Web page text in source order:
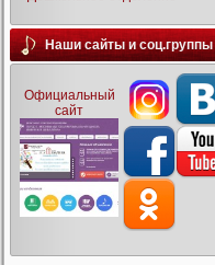
Наши сайты и соц.группы
Официальный
сайт